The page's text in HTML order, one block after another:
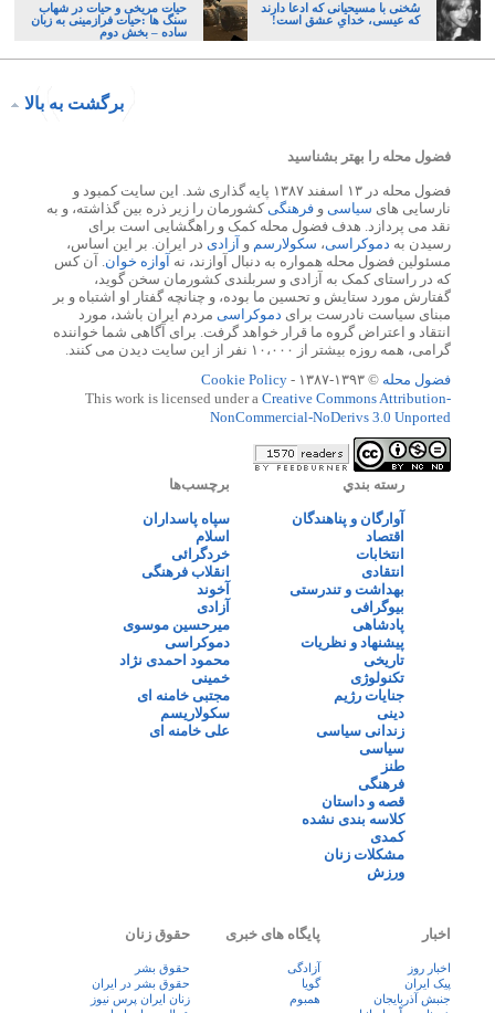
سُخنی با مسیحیانی که ادعا دارند
که عیسی، خدایِ عشق است!
حیات مریخی و حیات در شهاب
سنگ ها :حیات فرازمینی به زبان
ساده – بخش دوم
برگشت به بالا
فضول محله را بهتر بشناسید
فضول محله در ۱۳ اسفند ۱۳۸۷ پایه گذاری شد. این سایت کمبود و
نارسایی های سیاسی و فرهنگیکشورمان را زیر ذره بین گذاشته، و به
نقد می پردازد. هدف فضول محله کمک و راهگشایی است برای
رسیدن به دموکراسی، سکولارسم و آزادی در ایران. بر این اساس،
مسئولین فضول محله همواره به دنبال آوازند، نه آوازه خوان. آن کس
که در راستای کمک به آزادی و سربلندی کشورمان سخن گوید،
گفتارش مورد ستایش و تحسین ما بوده، و چنانچه گفتار او اشتباه و بر
مبنای سیاست نادرست برای دموکراسی مردم ایران باشد، مورد
انتقاد و اعتراض گروه ما قرار خواهد گرفت. برای آگاهی شما خواننده
گرامی، همه روزه بیشتر از ۱۰،۰۰۰ نفر از این سایت دیدن می کنند.
فضول محله © ۱۳۹۳-۱۳۸۷ -
Cookie Policy
This work is licensed under a Creative Commons Attribution-
NonCommercial-NoDerivs 3.0 Unported
رسته بندي
آوارگان و پناهندگان
اقتصاد
انتخابات
انتقادی
بهداشت و تندرستی
بیوگرافی
پادشاهی
پیشنهاد و نظریات
تاریخی
تکنولوژی
جنایات رژیم
دینی
زندانی سیاسی
سیاسی
طنز
فرهنگی
قصه و داستان
کلاسه بندی نشده
کمدی
مشکلات زنان
ورزش
برچسب‌ها
سپاه پاسداران
اسلام
خردگرائی
انقلاب فرهنگی
آخوند
آزادی
میرحسین موسوی
دموکراسی
محمود احمدی نژاد
خمینی
مجتبی خامنه ای
سکولاریسم
علی خامنه ای
اخبار
اخبار روز
پيک ايران
جنبش آذربایجان
پایگاه های خبری
آزادگی
گویا
همبوم
حقوق زنان
حقوق بشر
حقوق بشر در ایران
زنان ايران پرس نيوز